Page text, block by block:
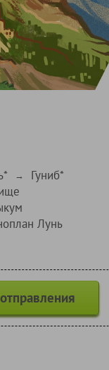
→ Гуниб*
Лунь